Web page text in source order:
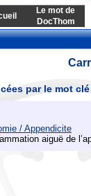
Le mot de
DocThom
par le mot
/ Appendicite
aiguë de